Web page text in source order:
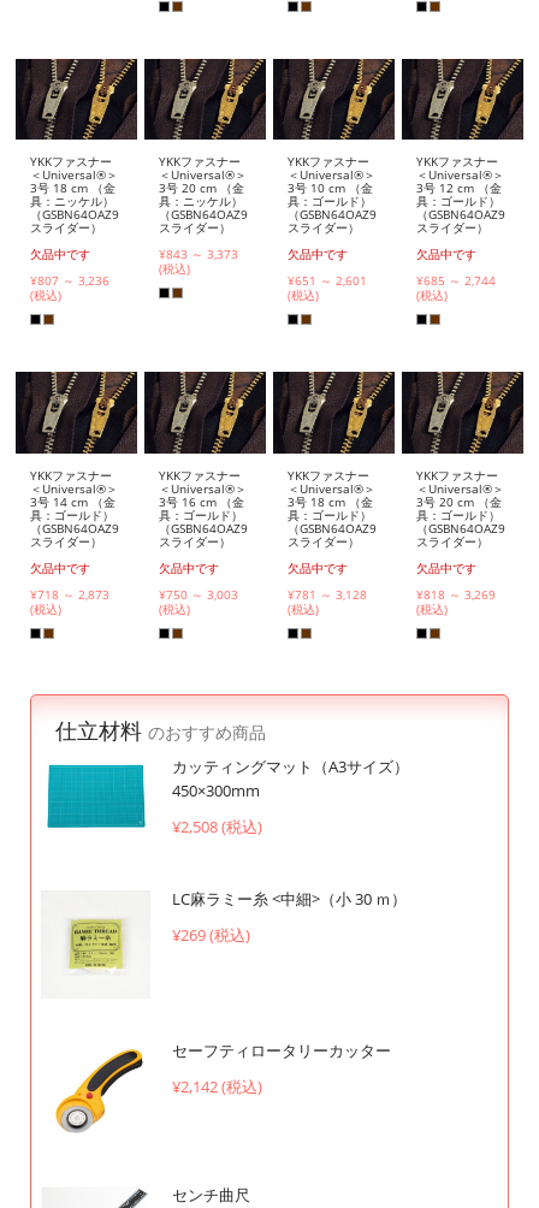
YKKファスナー
＜Universal®＞
3号 18 cm （金
具：ニッケル）
（GSBN64OAZ9
スライダー）
欠品中です
¥807 ～ 3,236
(税込)
YKKファスナー
＜Universal®＞
3号 20 cm （金
具：ニッケル）
（GSBN64OAZ9
スライダー）
¥843 ～ 3,373
(税込)
YKKファスナー
＜Universal®＞
3号 10 cm （金
具：ゴールド）
（GSBN64OAZ9
スライダー）
欠品中です
¥651 ～ 2,601
(税込)
YKKファスナー
＜Universal®＞
3号 12 cm （金
具：ゴールド）
（GSBN64OAZ9
スライダー）
欠品中です
¥685 ～ 2,744
(税込)
YKKファスナー
＜Universal®＞
3号 14 cm （金
具：ゴールド）
（GSBN64OAZ9
スライダー）
欠品中です
¥718 ～ 2,873
(税込)
YKKファスナー
＜Universal®＞
3号 16 cm （金
具：ゴールド）
（GSBN64OAZ9
スライダー）
欠品中です
¥750 ～ 3,003
(税込)
YKKファスナー
＜Universal®＞
3号 18 cm （金
具：ゴールド）
（GSBN64OAZ9
スライダー）
欠品中です
¥781 ～ 3,128
(税込)
YKKファスナー
＜Universal®＞
3号 20 cm （金
具：ゴールド）
（GSBN64OAZ9
スライダー）
欠品中です
¥818 ～ 3,269
(税込)
仕立材料 のおすすめ商品
カッティングマット（A3サイズ）
450×300mm
¥2,508 (税込)
LC麻ラミー糸 <中細>（小 30 ｍ）
¥269 (税込)
セーフティロータリーカッター
¥2,142 (税込)
センチ曲尺